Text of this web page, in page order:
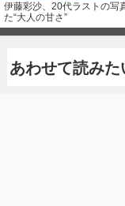
伊藤彩沙、20代ラストの写
た“大人の甘さ”
あわせて読みた